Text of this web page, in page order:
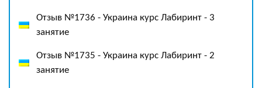
Отзыв №1736 - Украина курс Лабиринт - 3
занятие
Отзыв №1735 - Украина курс Лабиринт - 2
занятие